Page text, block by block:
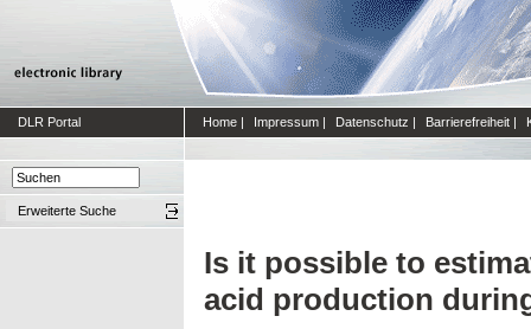
DLR Portal Home | Impressum | Datenschutz | Barrierefreiheit |
Erweiterte Suche
Is it possible to
acid production